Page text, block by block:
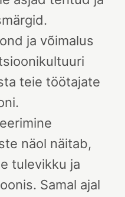
ja võimalus
teie töötajate
näol näitab,
tulevikku ja
Samal ajal